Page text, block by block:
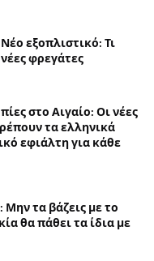
εξοπλιστικό: Τι
φρεγάτες
στο Αιγαίο: Οι νέες
τα ελληνικά
εφιάλτη για κάθε
Μην τα βάζεις με το
θα πάθει τα ίδια με